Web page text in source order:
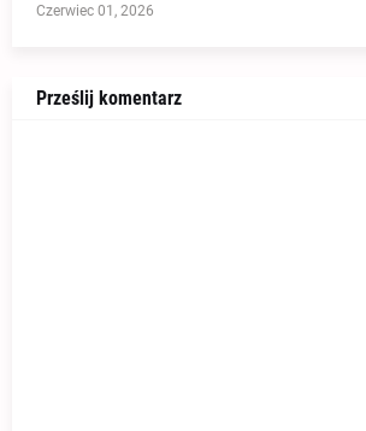
Czerwiec 01, 2026
Prześlij komentarz